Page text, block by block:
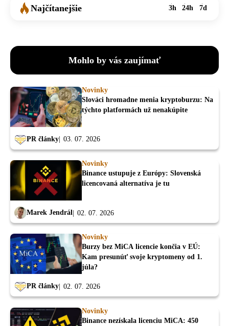
Najčítanejšie 3h 24h 7d
Mohlo by vás zaujímať
Novinky
Slováci hromadne menia kryptoburzu: Na
týchto platformách už nenakúpite
PR články 03. 07. 2026
Novinky
Binance ustupuje z Európy: Slovenská
licencovaná alternatíva je tu
Marek Jendrál 02. 07. 2026
Novinky
Burzy bez MiCA licencie končia v EÚ:
Kam presunúť svoje kryptomeny od 1.
júla?
PR články 02. 07. 2026
Novinky
Binance nezískala licenciu MiCA: 450